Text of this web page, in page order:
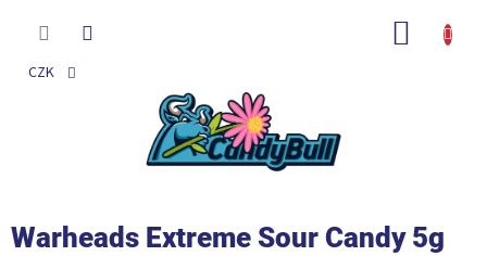
CZK
Warheads Extreme Sour Candy 5g